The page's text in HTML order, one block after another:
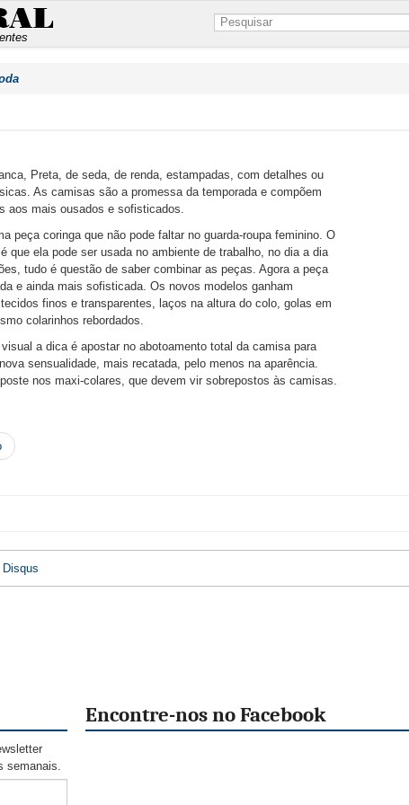
Preta, de seda, de renda, estampadas, com detalhes ou
As camisas são a promessa da temporada e compõem
aos mais ousados e sofisticados.
peça coringa que não pode faltar no guarda-roupa feminino. O
que ela pode ser usada no ambiente de trabalho, no dia a dia
tudo é questão de saber combinar as peças. Agora a peça
e ainda mais sofisticada. Os novos modelos ganham
finos e transparentes, laços na altura do colo, golas em
colarinhos rebordados.
a dica é apostar no abotoamento total da camisa para
sensualidade, mais recatada, pelo menos na aparência.
nos maxi-colares, que devem vir sobrepostos às camisas.
Disqus
semanais.
Encontre-nos no Facebook